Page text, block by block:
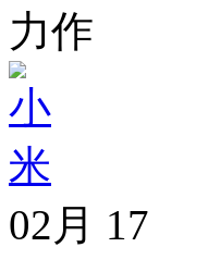
力作
02月 17